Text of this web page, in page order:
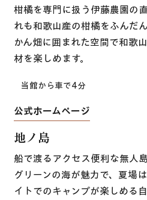
柑橘を専門に扱う伊藤農園の
れも和歌山産の柑橘をふんだ
かん畑に囲まれた空間で和歌
材を楽しめます。
当館から車で4分
公式ホームページ
地ノ島
船で渡るアクセス便利な無人
グリーンの海が魅力で、夏場
イトでのキャンプが楽しめる